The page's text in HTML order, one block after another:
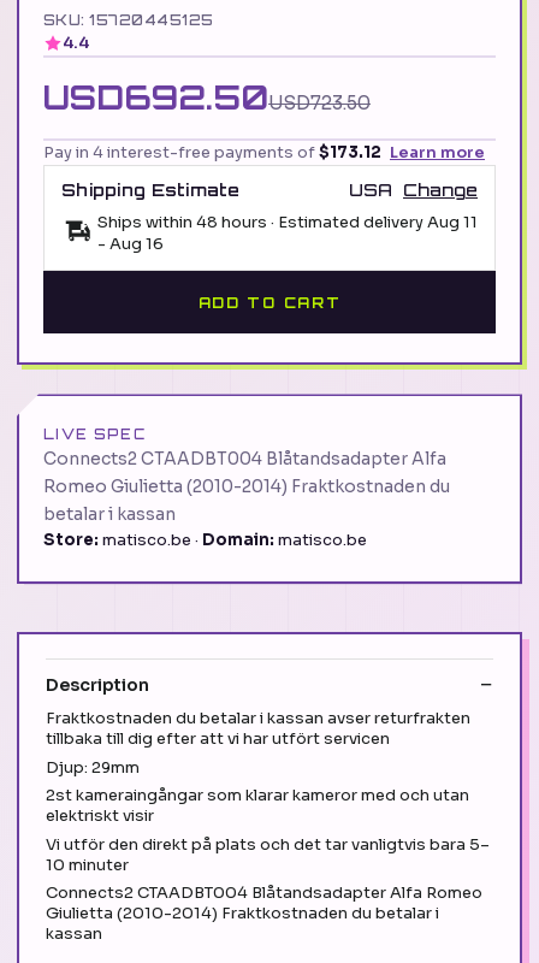
SKU: 15720445125
4.4
USD692.50USD723.50
Pay in 4 interest-free payments of$173.12 Learn more
Shipping Estimate
USA
Change
Ships within 48 hours · Estimated deliveryAug 11
- Aug 16
ADD TO CART
LIVE SPEC
Connects2 CTAADBT004 Blåtandsadapter Alfa
Romeo Giulietta (2010-2014) Fraktkostnaden du
betalar i kassan
Store: matisco.be · Domain: matisco.be
Description
Fraktkostnaden du betalar i kassan avser returfrakten
tillbaka till dig efter att vi har utfört servicen
Djup: 29mm
2st kameraingångar som klarar kameror med och utan
elektriskt visir
Vi utför den direkt på plats och det tar vanligtvis bara 5–
10 minuter
Connects2 CTAADBT004 Blåtandsadapter Alfa Romeo
Giulietta (2010-2014) Fraktkostnaden du betalar i
kassan